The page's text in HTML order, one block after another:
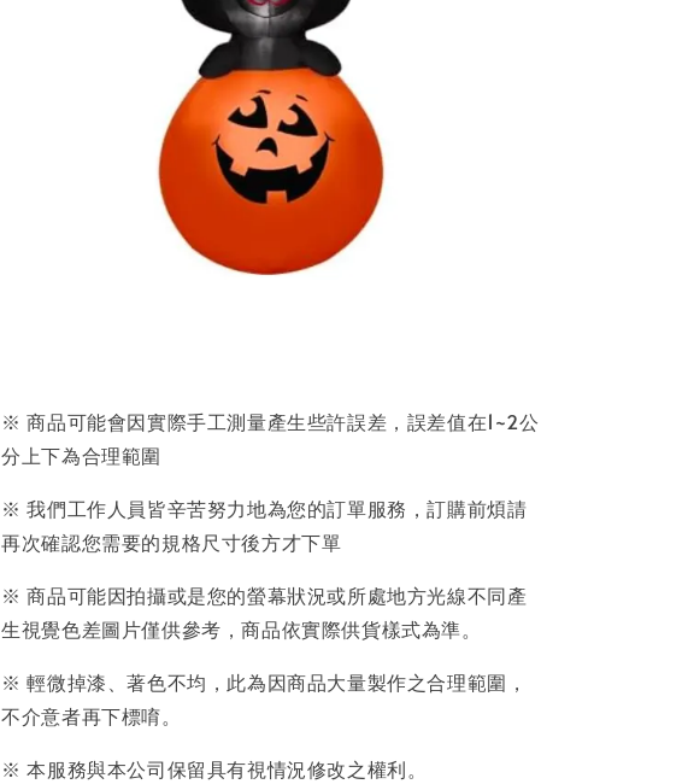
※ 商品可能會因實際手工測量產生些許誤差，誤差值在1~2公
分上下為合理範圍
※ 我們工作人員皆辛苦努力地為您的訂單服務，訂購前煩請
再次確認您需要的規格尺寸後方才下單
※ 商品可能因拍攝或是您的螢幕狀況或所處地方光線不同產
生視覺色差圖片僅供參考，商品依實際供貨樣式為準。
※ 輕微掉漆、著色不均，此為因商品大量製作之合理範圍，
不介意者再下標唷。
※ 本服務與本公司保留具有視情況修改之權利。